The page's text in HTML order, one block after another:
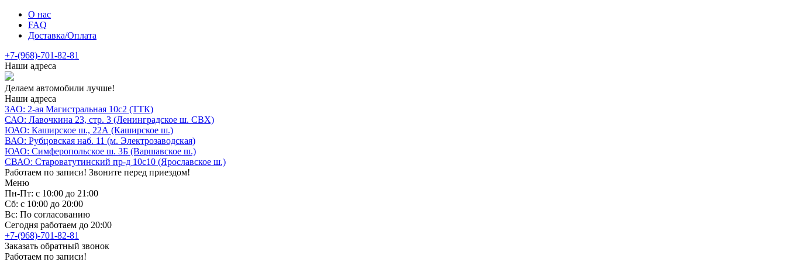
О нас
FAQ
Доставка/Оплата
+7-(968)-701-82-81
Наши адреса
Делаем автомобили лучше!
Наши адреса
ЗАО: 2-ая Магистральная 10с2 (ТТК)
САО: Лавочкина 23, стр. 3 (Ленинградское ш. СВХ)
ЮАО: Каширское ш., 22А (Каширское ш.)
ВАО: Рубцовская наб. 11 (м. Электрозаводская)
ЮАО: Симферопольское ш. 3Б (Варшавское ш.)
СВАО: Староватутинский пр-д 10с10 (Ярославское ш.)
Работаем по записи! Звоните перед приездом!
Меню
Пн-Пт: с 10:00 до 21:00
Сб: с 10:00 до 20:00
Вс: По согласованию
Сегодня работаем до 20:00
+7-(968)-701-82-81
Заказать обратный звонок
Работаем по записи!